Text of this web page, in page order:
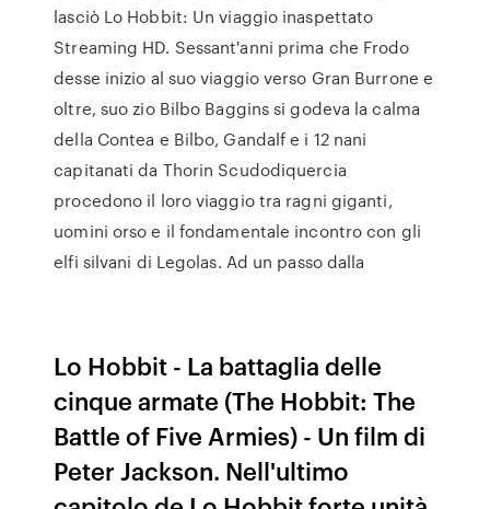
lasciò Lo Hobbit: Un viaggio inaspettato
Streaming HD. Sessant'anni prima che Frodo
desse inizio al suo viaggio verso Gran Burrone e
oltre, suo zio Bilbo Baggins si godeva la calma
della Contea e Bilbo, Gandalf e i 12 nani
capitanati da Thorin Scudodiquercia
procedono il loro viaggio tra ragni giganti,
uomini orso e il fondamentale incontro con gli
elfi silvani di Legolas. Ad un passo dalla
Lo Hobbit - La battaglia delle
cinque armate (The Hobbit: The
Battle of Five Armies) - Un film di
Peter Jackson. Nell'ultimo